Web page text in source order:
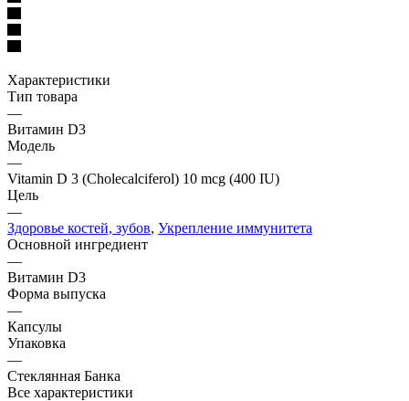
Характеристики
Тип товара
—
Витамин D3
Модель
—
Vitamin D 3 (Cholecalciferol) 10 mcg (400 IU)
Цель
—
Здоровье костей, зубов, Укрепление иммунитета
Основной ингредиент
—
Витамин D3
Форма выпуска
—
Капсулы
Упаковка
—
Стеклянная Банка
Все характеристики